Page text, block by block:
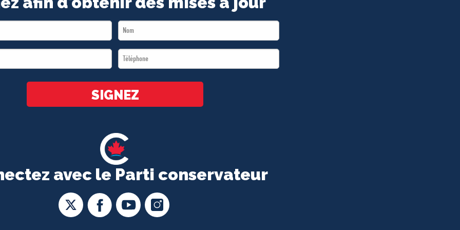
avec le Parti conservateur
Last
Name
Téléphone
*
SIGNEZ